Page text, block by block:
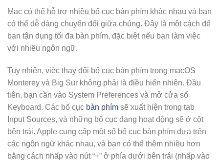
Mac có thể hỗ trợ nhiều bố cục bàn phím khác nhau và bạn
có thể dễ dàng chuyển đổi giữa chúng. Đây là một cách để
bạn tận dụng tối đa bàn phím, đặc biệt nếu bạn làm việc
với nhiều ngôn ngữ.
Tuy nhiên, việc thay đổi bố cục bàn phím trong macOS
Monterey và Big Sur không phải là điều hiển nhiên. Đầu
tiên, bạn cần vào System Preferences và mở cửa sổ
Keyboard. Các bố cục bàn phím sẽ xuất hiện trong tab
Input Sources, và những bố cục đang hoạt động sẽ ở cột
bên trái. Apple cung cấp một số bố cục bàn phím dựa trên
các ngôn ngữ khác nhau, và bạn có thể thêm nhiều hơn
bằng cách nhấp vào nút “+” ở phía dưới bên trái (nhấp vào